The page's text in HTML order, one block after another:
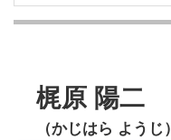
梶原 陽二
（かじはら ようじ）